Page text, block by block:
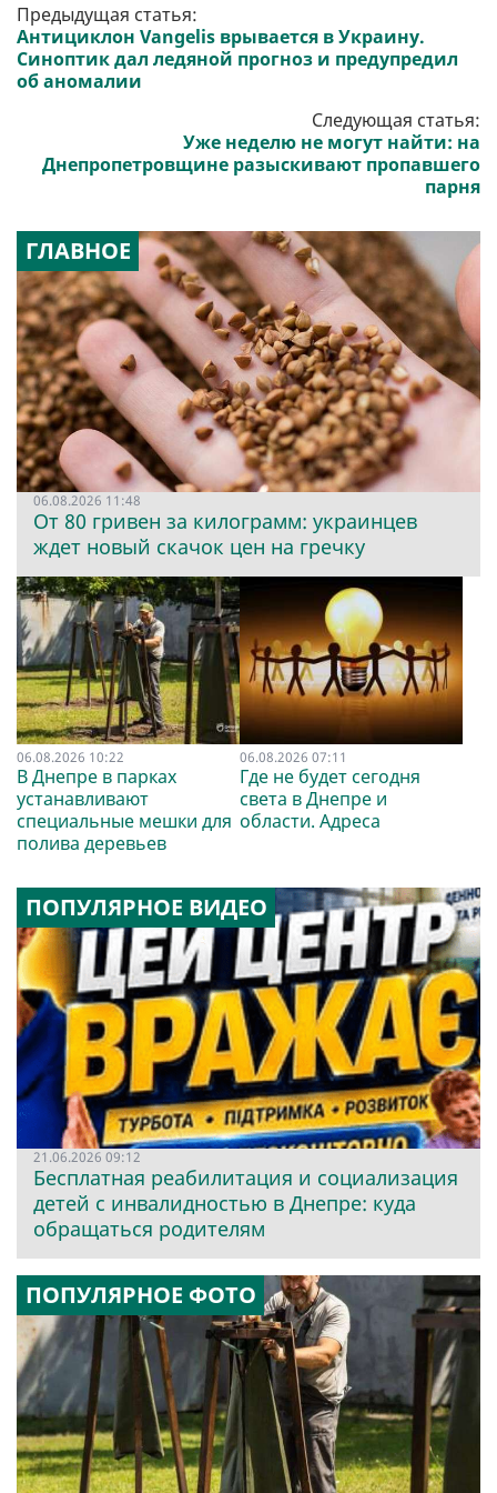
Предыдущая статья:
Антициклон Vangelis врывается в Украину.
Синоптик дал ледяной прогноз и предупредил
об аномалии
Следующая статья:
Уже неделю не могут найти: на
Днепропетровщине разыскивают пропавшего
парня
ГЛАВНОЕ
06.08.2026 11:48
От 80 гривен за килограмм: украинцев
ждет новый скачок цен на гречку
06.08.2026 10:22
В Днепре в парках
устанавливают
специальные мешки для
полива деревьев
06.08.2026 07:11
Где не будет сегодня
света в Днепре и
области. Адреса
ПОПУЛЯРНОЕ ВИДЕО
21.06.2026 09:12
Бесплатная реабилитация и социализация
детей с инвалидностью в Днепре: куда
обращаться родителям
ПОПУЛЯРНОЕ ФОТО